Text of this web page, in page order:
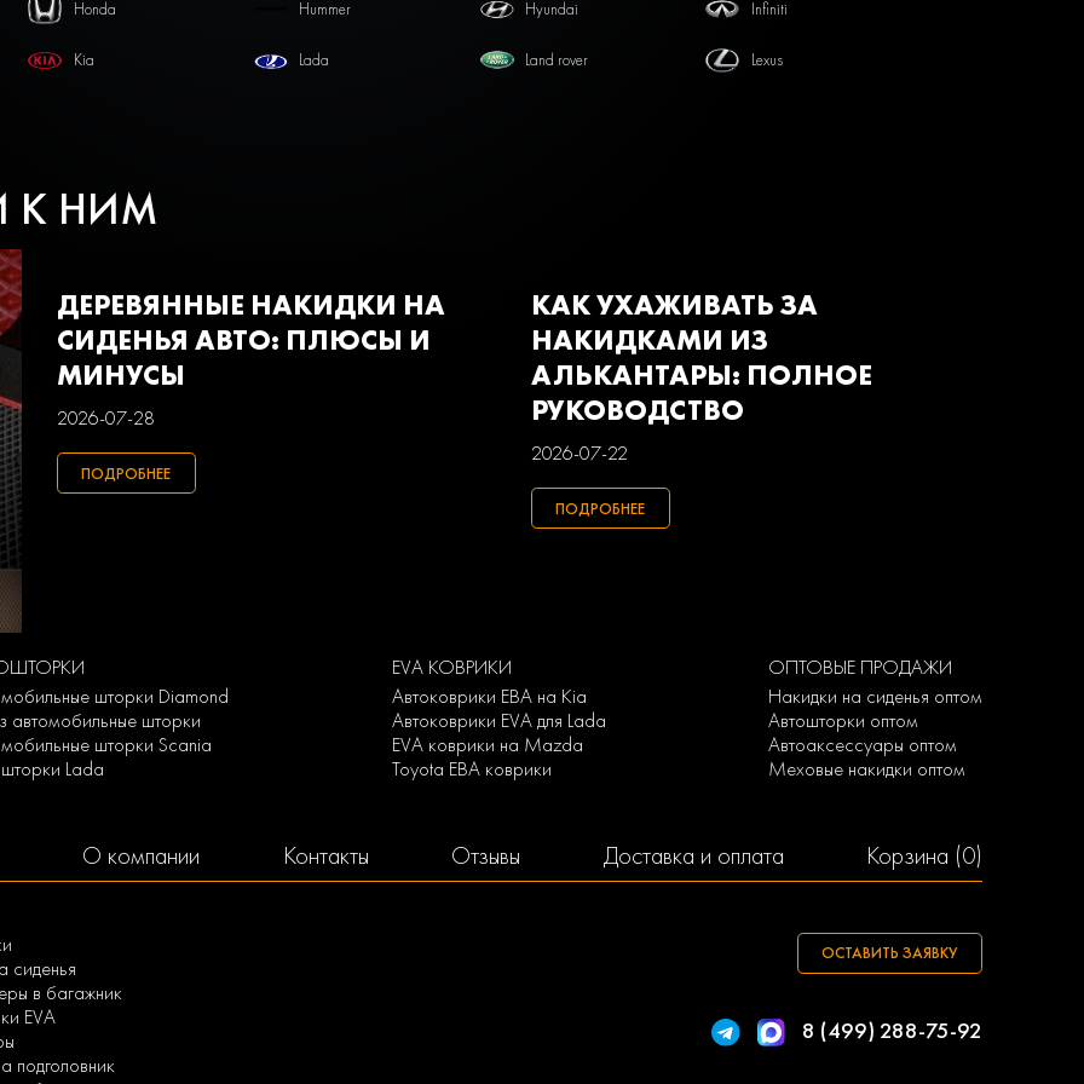
Honda Hummer Hyundai Infiniti
Kia Lada Land rover Lexus
Smart
К НИМ
ДЕРЕВЯННЫЕ НАКИДКИ НА
СИДЕНЬЯ АВТО: ПЛЮСЫ И
МИНУСЫ
2026-07-28
ПОДРОБНЕЕ
КАК УХАЖИВАТЬ ЗА
НАКИДКАМИ ИЗ
АЛЬКАНТАРЫ: ПОЛНОЕ
РУКОВОДСТВО
2026-07-22
ПОДРОБНЕЕ
шторки Diamond
автомобильные шторки
шторки Scania
Lada
EVA КОВРИКИ
Автоковрики ЕВА на Kia
Автоковрики EVA для Lada
EVA коврики на Mazda
Toyota ЕВА коврики
ОПТОВЫЕ ПРОДАЖИ
Накидки на сиденья оптом
Автошторки оптом
Автоаксессуары оптом
Меховые накидки оптом
О компании Контакты Отзывы Доставка и оплата Корзина (0)
сиденья
в багажник
EVA
подголовник
ОСТАВИТЬ ЗАЯВКУ
8 (499) 288-75-92